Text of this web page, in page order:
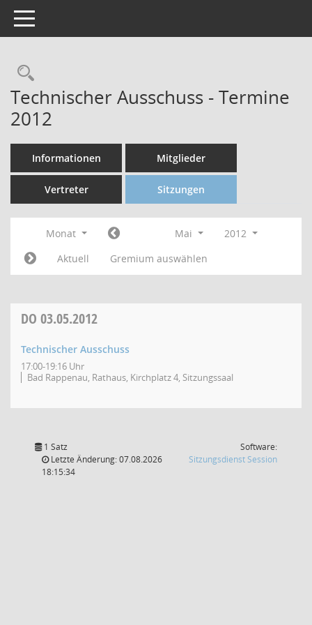
Toggle navigation
Technischer Ausschuss - Termine
2012
Informationen Mitglieder
Vertreter Sitzungen
Monat Mai
2012
Aktuell
Gremium auswählen
DO 03.05.2012
Technischer Ausschuss
17:00-19:16 Uhr
Bad Rappenau, Rathaus, Kirchplatz 4, Sitzungssaal
1 Satz
Letzte Änderung: 07.08.2026
18:15:34
Software:
Sitzungsdienst Session(Wird in